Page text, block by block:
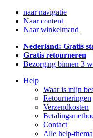
naar navigatie
Naar content
Naar winkelmand
Nederland: Gratis
Gratis retourneren
Bezorging binnen 3
Help
Waar is mijn
Retourneringen
Verzendkosten
Contact
Alle help-